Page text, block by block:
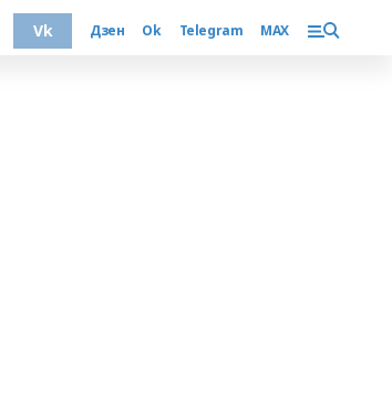
Vk Дзен Ok Telegram MAX